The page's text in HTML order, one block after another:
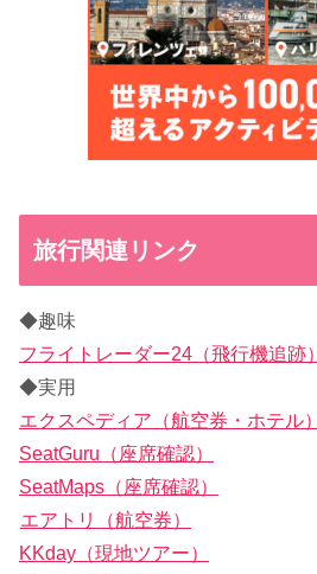
旅行関連リンク
◆趣味
フライトレーダー24（飛行機追跡）
◆実用
エクスペディア（航空券・ホテル）
SeatGuru（座席確認）
SeatMaps（座席確認）
エアトリ（航空券）
KKday（現地ツアー）